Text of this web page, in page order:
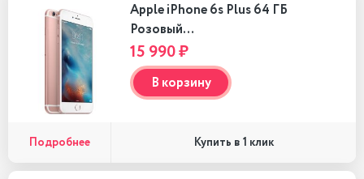
Apple iPhone 6s Plus 64 ГБ
Розовый…
15 990 ₽
В корзину
Подробнее Купить в 1 клик